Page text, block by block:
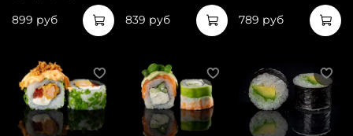
899 руб 839 руб 789 руб